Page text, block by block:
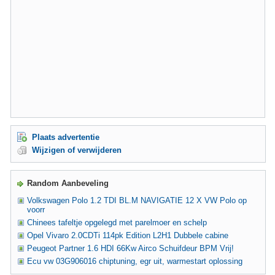
Plaats advertentie
Wijzigen of verwijderen
Random Aanbeveling
Volkswagen Polo 1.2 TDI BL.M NAVIGATIE 12 X VW Polo op
voorr
Chinees tafeltje opgelegd met parelmoer en schelp
Opel Vivaro 2.0CDTi 114pk Edition L2H1 Dubbele cabine
Peugeot Partner 1.6 HDI 66Kw Airco Schuifdeur BPM Vrij!
Ecu vw 03G906016 chiptuning, egr uit, warmestart oplossing